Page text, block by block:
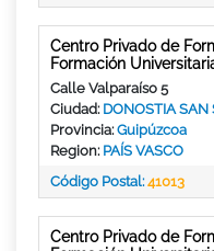
Centro Privado de
Formación
Calle Valparaíso 5
Ciudad: DONOSTIA SAN
Provincia:Guipúzcoa
Region: PAÍS VASCO
Código Postal:41013
Centro Privado de